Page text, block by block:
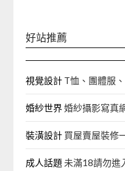
好站推薦
視覺設計 T恤、團體服
婚紗世界婚紗攝影寫真
裝潢設計 買屋賣屋裝修
成人話題 未滿18請勿進